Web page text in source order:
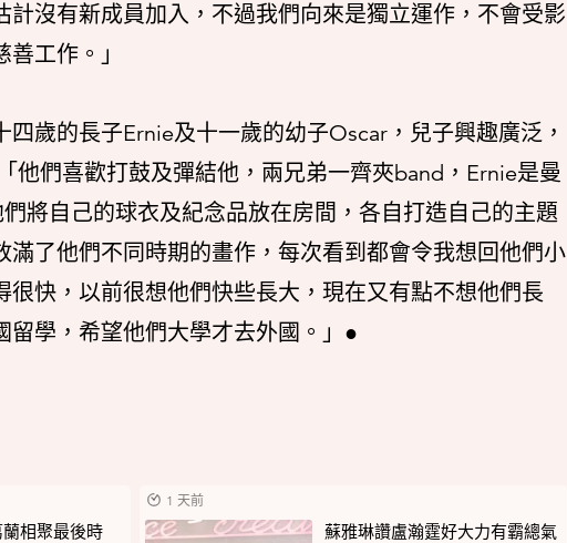
計沒有新成員加入，不過我們向來是獨立運作，不會受影
工作。」
歲的長子Ernie及十一歲的幼子Oscar，兒子興趣廣泛，
他們喜歡打鼓及彈結他，兩兄弟一齊夾band，Ernie是曼
將自己的球衣及紀念品放在房間，各自打造自己的主題
滿了他們不同時期的畫作，每次看到都會令我想回他們小
很快，以前很想他們快些長大，現在又有點不想他們長
留學，希望他們大學才去外國。」●
相聚最後時
1 天前
蘇雅琳讚盧瀚霆好大力有霸總氣